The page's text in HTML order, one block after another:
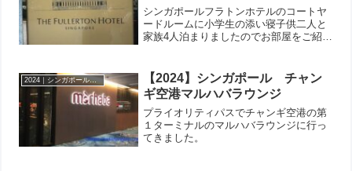
シンガポールフラトンホテルのコートヤ
ードルームに小学生の添い寝子供二人と
家族4人泊まりましたのでお部屋をご紹介
2024｜シンガポール マリーナベイサンズ＆フラトン
【2024】シンガポール チャン
ギ空港マルハバラウンジ
プライオリティパスでチャンギ空港の第
１ターミナルのマルハバラウンジに行っ
てきました。